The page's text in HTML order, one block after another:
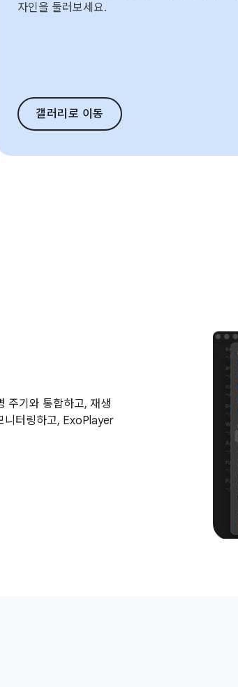
자인을 둘러보세요.
갤러리로 이동
주기와 통합하고, 재생
니터링하고, ExoPlayer